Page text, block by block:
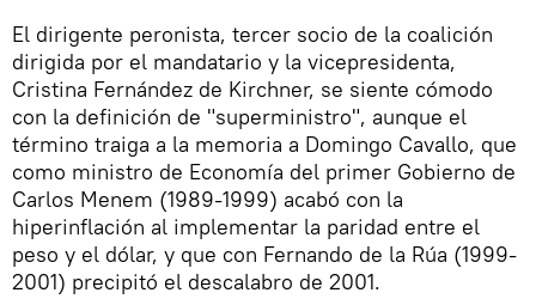
El dirigente peronista, tercer socio de la coalición
dirigida por el mandatario y la vicepresidenta,
Cristina Fernández de Kirchner, se siente cómodo
con la definición de "superministro", aunque el
término traiga a la memoria a Domingo Cavallo, que
como ministro de Economía del primer Gobierno de
Carlos Menem (1989-1999) acabó con la
hiperinflación al implementar la paridad entre el
peso y el dólar, y que con Fernando de la Rúa (1999-
2001) precipitó el descalabro de 2001.